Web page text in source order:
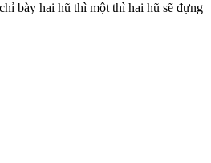
bày hai hũ thì một thì hai hũ sẽ đựng